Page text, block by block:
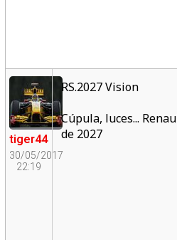
tiger44
30/05/2017
22:19
RS.2027 Vision
Cúpula, luces...
de 2027